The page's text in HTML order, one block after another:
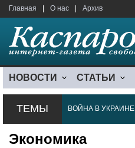
Главная О нас Архив
НОВОСТИ СТАТЬИ
ТЕМЫ ВОЙНА В УКРАИНЕ
Экономика